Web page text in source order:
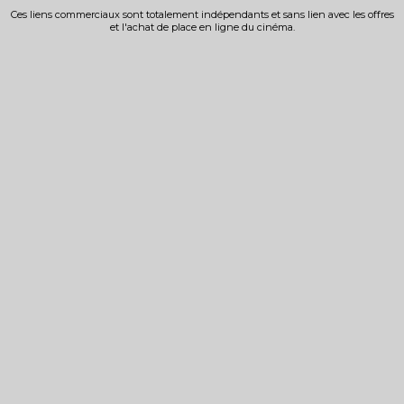
Ces liens commerciaux sont totalement indépendants et sans lien avec les offres
et l'achat de place en ligne du cinéma.